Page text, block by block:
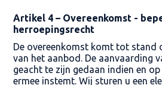
Artikel 4 – Overeenkomst -
herroepingsrecht
De overeenkomst komt tot stand
van het aanbod. De aanvaarding
geacht te zijn gedaan indien en
ermee instemt. Wij sturen u een